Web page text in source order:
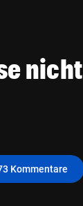
nicht
Kommentare